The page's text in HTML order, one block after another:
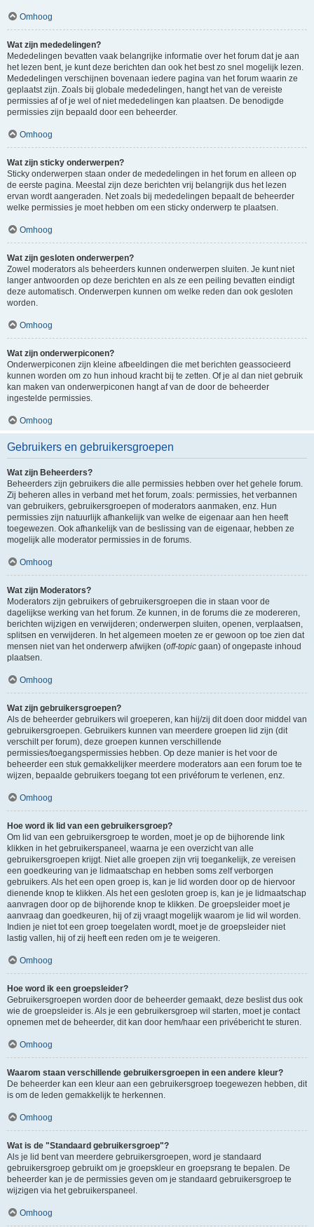
Omhoog
Wat zijn mededelingen?
Mededelingen bevatten vaak belangrijke informatie over het forum dat je aan
het lezen bent, je kunt deze berichten dan ook het best zo snel mogelijk lezen.
Mededelingen verschijnen bovenaan iedere pagina van het forum waarin ze
geplaatst zijn. Zoals bij globale mededelingen, hangt het van de vereiste
permissies af of je wel of niet mededelingen kan plaatsen. De benodigde
permissies zijn bepaald door een beheerder.
Omhoog
Wat zijn sticky onderwerpen?
Sticky onderwerpen staan onder de mededelingen in het forum en alleen op
de eerste pagina. Meestal zijn deze berichten vrij belangrijk dus het lezen
ervan wordt aangeraden. Net zoals bij mededelingen bepaalt de beheerder
welke permissies je moet hebben om een sticky onderwerp te plaatsen.
Omhoog
Wat zijn gesloten onderwerpen?
Zowel moderators als beheerders kunnen onderwerpen sluiten. Je kunt niet
langer antwoorden op deze berichten en als ze een peiling bevatten eindigt
deze automatisch. Onderwerpen kunnen om welke reden dan ook gesloten
worden.
Omhoog
Wat zijn onderwerpiconen?
Onderwerpiconen zijn kleine afbeeldingen die met berichten geassocieerd
kunnen worden om zo hun inhoud kracht bij te zetten. Of je al dan niet gebruik
kan maken van onderwerpiconen hangt af van de door de beheerder
ingestelde permissies.
Omhoog
Gebruikers en gebruikersgroepen
Wat zijn Beheerders?
Beheerders zijn gebruikers die alle permissies hebben over het gehele forum.
Zij beheren alles in verband met het forum, zoals: permissies, het verbannen
van gebruikers, gebruikersgroepen of moderators aanmaken, enz. Hun
permissies zijn natuurlijk afhankelijk van welke de eigenaar aan hen heeft
toegewezen. Ook afhankelijk van de beslissing van de eigenaar, hebben ze
mogelijk alle moderator permissies in de forums.
Omhoog
Wat zijn Moderators?
Moderators zijn gebruikers of gebruikersgroepen die in staan voor de
dagelijkse werking van het forum. Ze kunnen, in de forums die ze modereren,
berichten wijzigen en verwijderen; onderwerpen sluiten, openen, verplaatsen,
splitsen en verwijderen. In het algemeen moeten ze er gewoon op toe zien dat
mensen niet van het onderwerp afwijken (off-topic gaan) of ongepaste inhoud
plaatsen.
Omhoog
Wat zijn gebruikersgroepen?
Als de beheerder gebruikers wil groeperen, kan hij/zij dit doen door middel van
gebruikersgroepen. Gebruikers kunnen van meerdere groepen lid zijn (dit
verschilt per forum), deze groepen kunnen verschillende
permissies/toegangspermissies hebben. Op deze manier is het voor de
beheerder een stuk gemakkelijker meerdere moderators aan een forum toe te
wijzen, bepaalde gebruikers toegang tot een privéforum te verlenen, enz.
Omhoog
Hoe word ik lid van een gebruikersgroep?
Om lid van een gebruikersgroep te worden, moet je op de bijhorende link
klikken in het gebruikerspaneel, waarna je een overzicht van alle
gebruikersgroepen krijgt. Niet alle groepen zijn vrij toegankelijk, ze vereisen
een goedkeuring van je lidmaatschap en hebben soms zelf verborgen
gebruikers. Als het een open groep is, kan je lid worden door op de hiervoor
dienende knop te klikken. Als het een gesloten groep is, kan je je lidmaatschap
aanvragen door op de bijhorende knop te klikken. De groepsleider moet je
aanvraag dan goedkeuren, hij of zij vraagt mogelijk waarom je lid wil worden.
Indien je niet tot een groep toegelaten wordt, moet je de groepsleider niet
lastig vallen, hij of zij heeft een reden om je te weigeren.
Omhoog
Hoe word ik een groepsleider?
Gebruikersgroepen worden door de beheerder gemaakt, deze beslist dus ook
wie de groepsleider is. Als je een gebruikersgroep wil starten, moet je contact
opnemen met de beheerder, dit kan door hem/haar een privébericht te sturen.
Omhoog
Waarom staan verschillende gebruikersgroepen in een andere kleur?
De beheerder kan een kleur aan een gebruikersgroep toegewezen hebben, dit
is om de leden gemakkelijk te herkennen.
Omhoog
Wat is de "Standaard gebruikersgroep"?
Als je lid bent van meerdere gebruikersgroepen, word je standaard
gebruikersgroep gebruikt om je groepskleur en groepsrang te bepalen. De
beheerder kan je de permissies geven om je standaard gebruikersgroep te
wijzigen via het gebruikerspaneel.
Omhoog